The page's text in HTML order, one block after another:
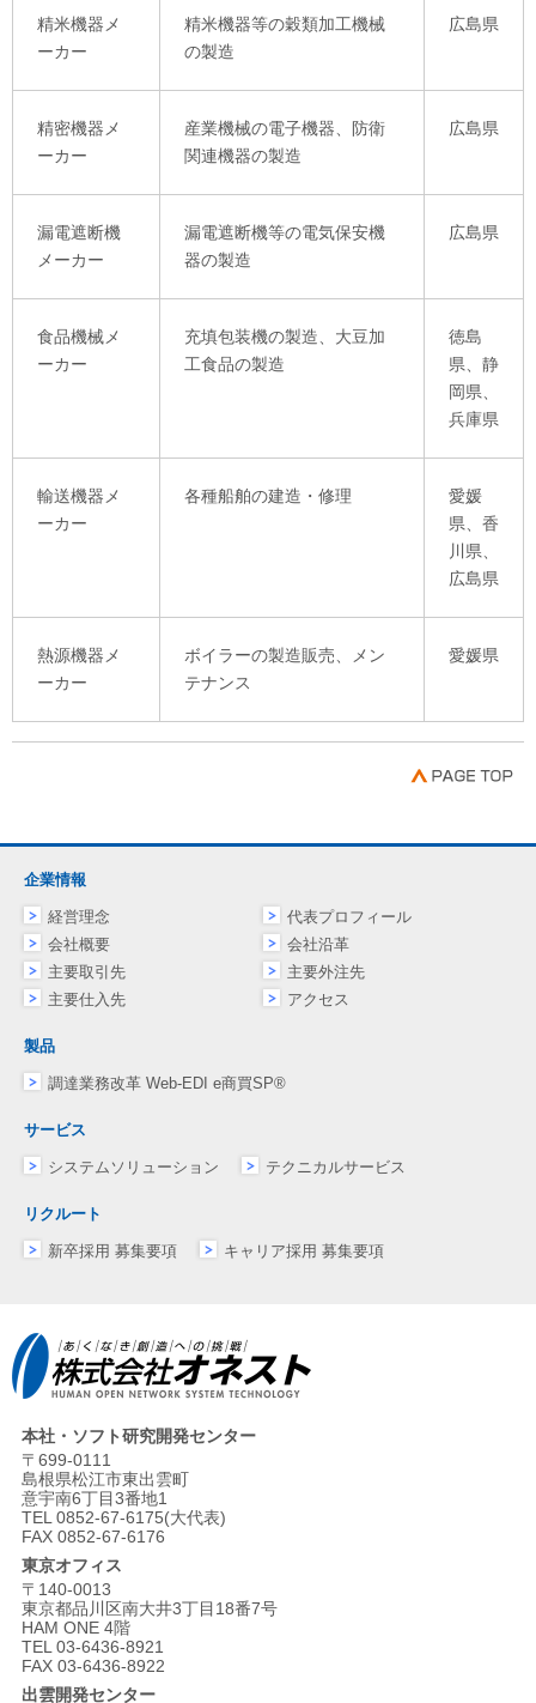
精米機器メ
ーカー
精米機器等の穀類加工機械
の製造
広島県
精密機器メ
ーカー
産業機械の電子機器、防衛
関連機器の製造
広島県
漏電遮断機
メーカー
漏電遮断機等の電気保安機
器の製造
広島県
食品機械メ
ーカー
充填包装機の製造、大豆加
工食品の製造
徳島
県、静
岡県、
兵庫県
輸送機器メ
ーカー
各種船舶の建造・修理
愛媛
県、香
川県、
広島県
熱源機器メ
ーカー
ボイラーの製造販売、メン
テナンス
愛媛県
企業情報
経営理念
代表プロフィール
会社概要
会社沿革
主要取引先
主要外注先
主要仕入先
アクセス
製品
調達業務改革 Web-EDI e商買SP®
サービス
システムソリューション テクニカルサービス
リクルート
新卒採用 募集要項 キャリア採用 募集要項
本社・ソフト研究開発センター
〒699-0111
島根県松江市東出雲町
意宇南6丁目3番地1
TEL 0852-67-6175(大代表)
FAX 0852-67-6176
東京オフィス
〒140-0013
東京都品川区南大井3丁目18番7号
HAM ONE 4階
TEL 03-6436-8921
FAX 03-6436-8922
出雲開発センター